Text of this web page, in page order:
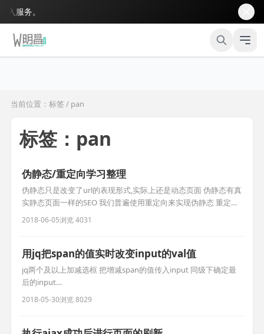
务。
当前位置：标签 / pan
标签：pan
伪静态/重定向学习整理
伪静态只是改变了url的表现形式,实际上还是动态页面 伪静态有真
实静态页面一样的SEO 我们普遍使用重定向来实现伪静态 重定向
http协议中的3XX(主要有302/303) 例: 1.修改apache配置文件
AllowOverride All 2. .htaccess文件 RewriteEngine on
2018-06-05浏览 4031
用jq把span的值实时改变input的val值
jq两个及以上加减选框 把增减span的值传入input 同级下确定最
后的input
$(this).parent('.number').children("input").last().val(mm);
//html 儿童价 1 ￥50 成人价 1 ￥100 //jq $(".ticket_species_3
2018-05-30浏览 8029